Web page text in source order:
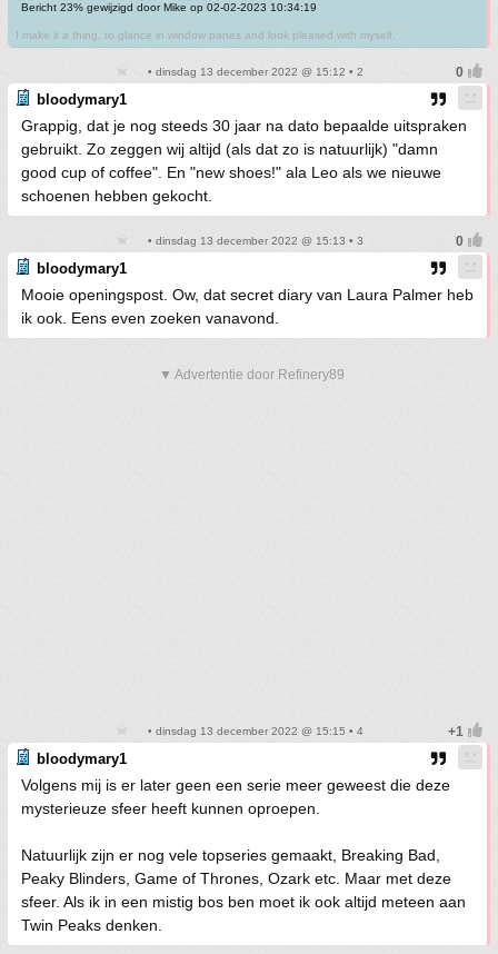
Bericht 23% gewijzigd door Mike op 02-02-2023 10:34:19
I make it a thing, to glance in window panes and look pleased with myself.
• dinsdag 13 december 2022 @ 15:12 • 2
bloodymary1
Grappig, dat je nog steeds 30 jaar na dato bepaalde uitspraken
gebruikt. Zo zeggen wij altijd (als dat zo is natuurlijk) "damn
good cup of coffee". En "new shoes!" ala Leo als we nieuwe
schoenen hebben gekocht.
• dinsdag 13 december 2022 @ 15:13 • 3
bloodymary1
Mooie openingspost. Ow, dat secret diary van Laura Palmer heb
ik ook. Eens even zoeken vanavond.
▼ Advertentie door Refinery89
• dinsdag 13 december 2022 @ 15:15 • 4
bloodymary1
Volgens mij is er later geen een serie meer geweest die deze
mysterieuze sfeer heeft kunnen oproepen.
Natuurlijk zijn er nog vele topseries gemaakt, Breaking Bad,
Peaky Blinders, Game of Thrones, Ozark etc. Maar met deze
sfeer. Als ik in een mistig bos ben moet ik ook altijd meteen aan
Twin Peaks denken.